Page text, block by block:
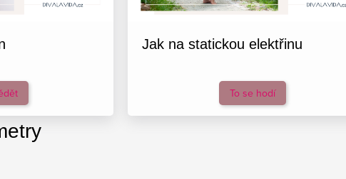
Jak na statickou elektřinu
To se hodí